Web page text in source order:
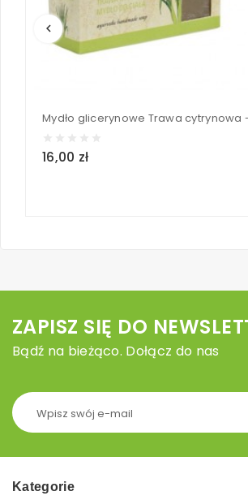
keyboard_arrow_left
Mydło glicerynowe Trawa cytrynowa
16,00 zł
ZAPISZ SIĘ DO
Bądź na bieżąco. Dołącz do nas
Kategorie